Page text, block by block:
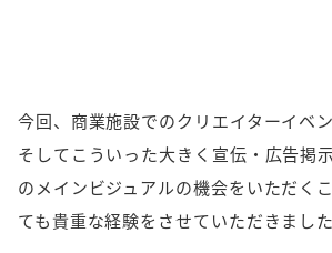
今回、商業施設でのクリエイターイベ
そしてこういった大きく宣伝・広告掲
のメインビジュアルの機会をいただく
ても貴重な経験をさせていただきました